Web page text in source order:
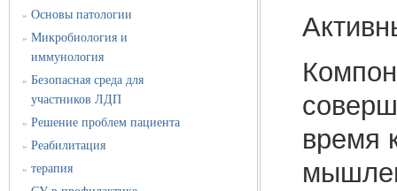
» Основы патологии
» Микробиология и
иммунология
» Безопасная среда для
участников ЛДП
» Решение проблем пациента
» Реабилитация
» терапия
время